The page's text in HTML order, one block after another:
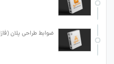
ضوابط طراحی پلان (فاز1)